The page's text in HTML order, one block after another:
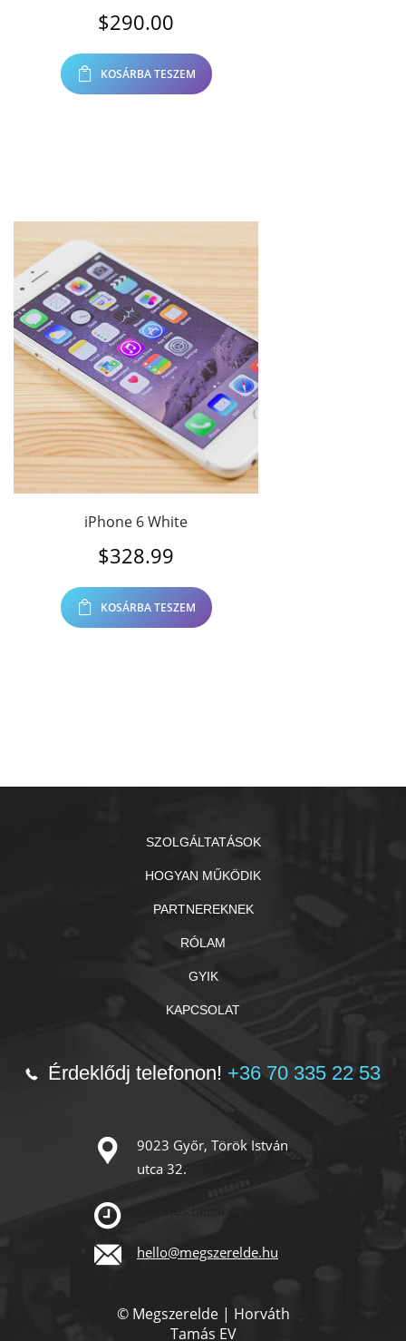
$290.00
KOSÁRBA TESZEM
iPhone 6 White
$328.99
KOSÁRBA TESZEM
SZOLGÁLTATÁSOK
HOGYAN MŰKÖDIK
PARTNEREKNEK
RÓLAM
GYIK
KAPCSOLAT
Érdeklődj telefonon! +36 70 335 22 53
9023 Győr, Török István
utca 32.
hello@megszerelde.hu
© Megszerelde | Horváth
Tamás EV